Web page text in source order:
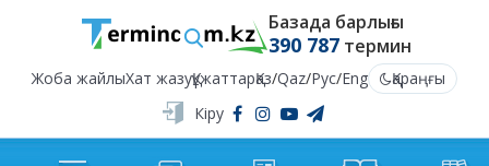
Базада барлығы
390 787термин
Жоба жайлыХат жазуҚұжаттарҚаз/Qaz/Рус/Eng
Қараңғы
Кіру